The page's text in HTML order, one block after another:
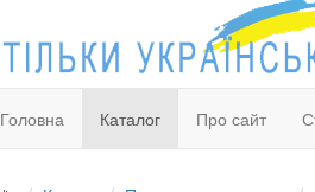
Головна Каталог Про сайт